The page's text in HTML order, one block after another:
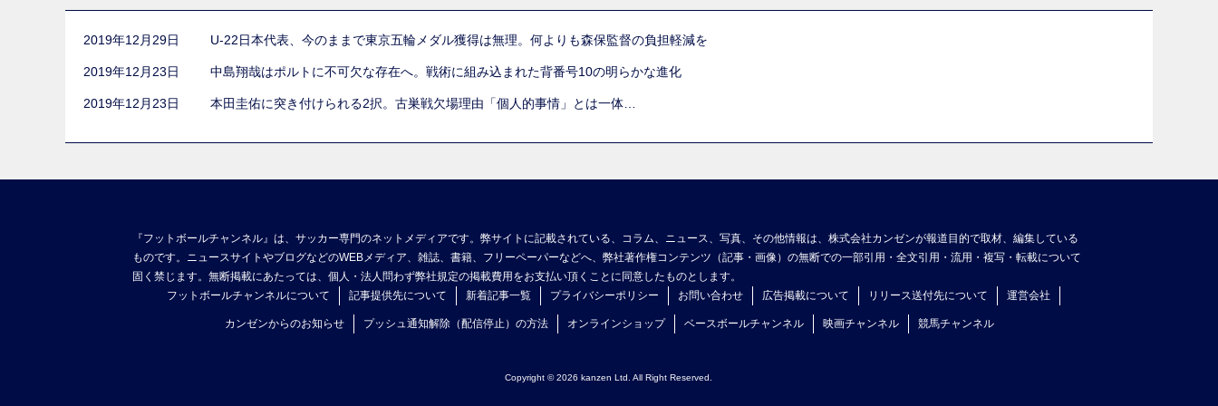
2019年12月29日 U-22日本代表、今のままで東京五輪メダル獲得は無理。何よりも森保監督の負担軽減を
2019年12月23日 中島翔哉はポルトに不可欠な存在へ。戦術に組み込まれた背番号10の明らかな進化
2019年12月23日 本田圭佑に突き付けられる2択。古巣戦欠場理由「個人的事情」とは一体…
『フットボールチャンネル』は、サッカー専門のネットメディアです。弊サイトに記載されている、コラム、ニュース、写真、その他情報は、株式会社カンゼンが報道目的で取材、編集している
ものです。ニュースサイトやブログなどのWEBメディア、雑誌、書籍、フリーペーパーなどへ、弊社著作権コンテンツ（記事・画像）の無断での一部引用・全文引用・流用・複写・転載について
固く禁じます。無断掲載にあたっては、個人・法人問わず弊社規定の掲載費用をお支払い頂くことに同意したものとします。
フットボールチャンネルについて
記事提供先について 新着記事一覧 プライバシーポリシー お問い合わせ 広告掲載について リリース送付先について 運営会社
カンゼンからのお知らせ プッシュ通知解除（配信停止）の方法 オンラインショップ ベースボールチャンネル 映画チャンネル 競馬チャンネル
Copyright © 2026 kanzen Ltd. All Right Reserved.